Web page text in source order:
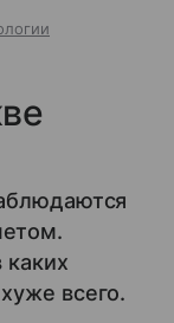
каких
всего.